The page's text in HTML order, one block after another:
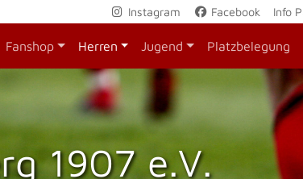
Instagram Facebook Info
Fanshop Herren Jugend Platzbelegung
1907 e.V.